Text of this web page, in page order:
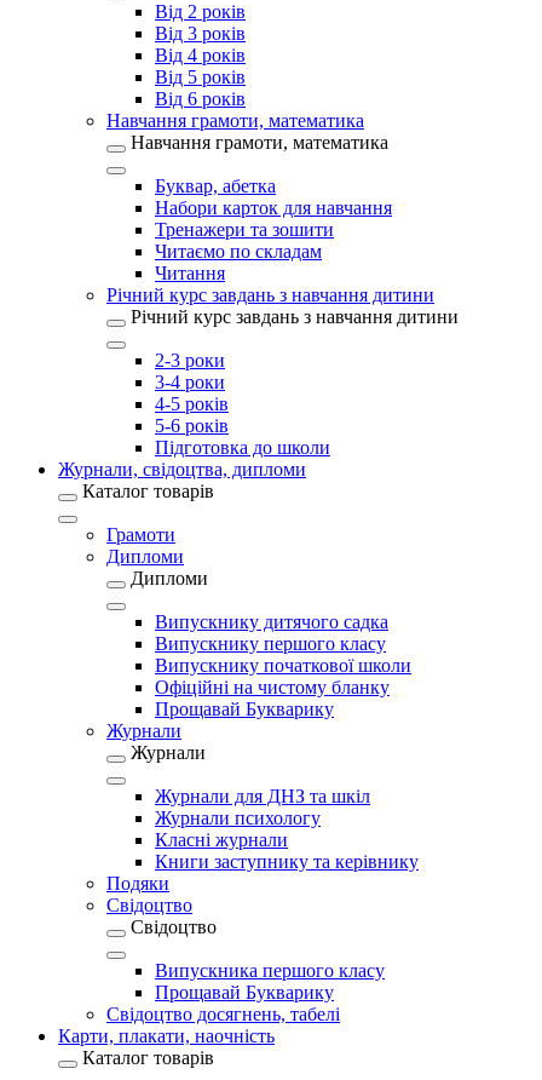
Від 2 років
Від 3 років
Від 4 років
Від 5 років
Від 6 років
Навчання грамоти, математика
Навчання грамоти, математика
Буквар, абетка
Набори карток для навчання
Тренажери та зошити
Читаємо по складам
Читання
Річний курс завдань з навчання дитини
Річний курс завдань з навчання дитини
2-3 роки
3-4 роки
4-5 років
5-6 років
Підготовка до школи
Журнали, свідоцтва, дипломи
Каталог товарів
Грамоти
Дипломи
Дипломи
Випускнику дитячого садка
Випускнику першого класу
Випускнику початкової школи
Офіційні на чистому бланку
Прощавай Букварику
Журнали
Журнали
Журнали для ДНЗ та шкіл
Журнали психологу
Класні журнали
Книги заступнику та керівнику
Подяки
Свідоцтво
Свідоцтво
Випускника першого класу
Прощавай Букварику
Свідоцтво досягнень, табелі
Карти, плакати, наочність
Каталог товарів